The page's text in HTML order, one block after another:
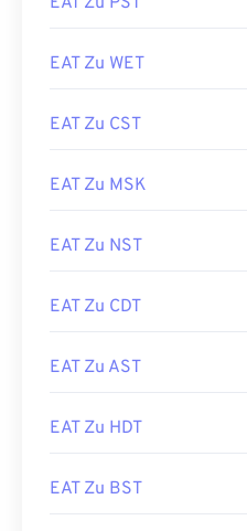
EAT Zu WET
EAT Zu CST
EAT Zu MSK
EAT Zu NST
EAT Zu CDT
EAT Zu AST
EAT Zu HDT
EAT Zu BST